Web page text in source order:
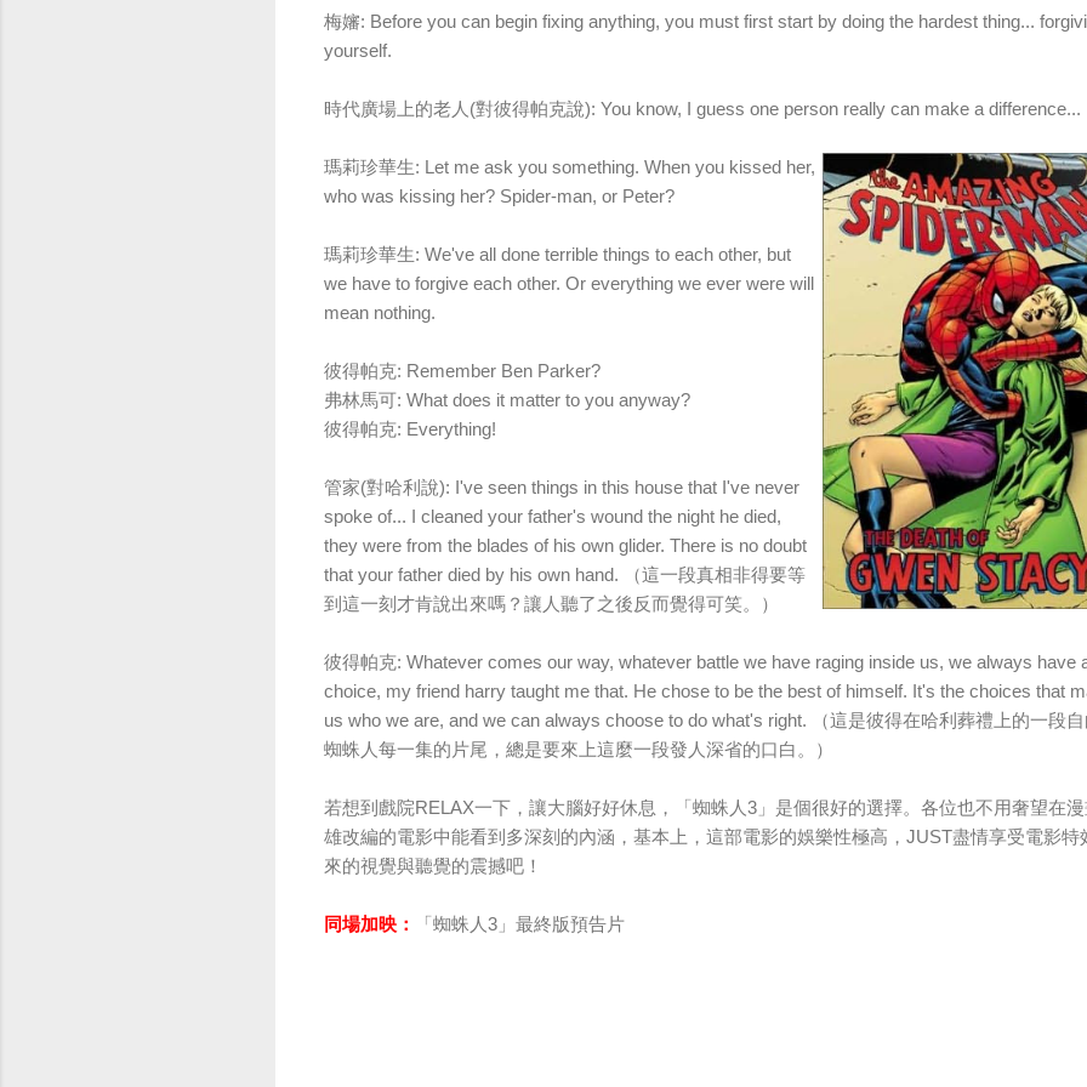
梅嬸: Before you can begin fixing anything, you must first start by doing the hardest thing...
yourself.
時代廣場上的老人(對彼得帕克說): You know, I guess one person really can make a difference...
瑪莉珍華生: Let me ask you something. When you kissed her,
who was kissing her? Spider-man, or Peter?
瑪莉珍華生: We've all done terrible things to each other, but
we have to forgive each other. Or everything we ever were will
mean nothing.
彼得帕克: Remember Ben Parker?
弗林馬可: What does it matter to you anyway?
彼得帕克: Everything!
管家(對哈利說): I've seen things in this house that I've never
spoke of... I cleaned your father's wound the night he died,
they were from the blades of his own glider. There is no doubt
that your father died by his own hand. （這一段真相非得要等
到這一刻才肯說出來嗎？讓人聽了之後反而覺得可笑。）
彼得帕克: Whatever comes our way, whatever battle we have raging inside us, we always have
choice, my friend harry taught me that. He chose to be the best of himself. It's the choices that
us who we are, and we can always choose to do what's right. （這是彼得在哈利葬禮上的一段
蜘蛛人每一集的片尾，總是要來上這麼一段發人深省的口白。）
若想到戲院RELAX一下，讓大腦好好休息，「蜘蛛人3」是個很好的選擇。各位也不用奢望在
雄改編的電影中能看到多深刻的內涵，基本上，這部電影的娛樂性極高，JUST盡情享受電影特
來的視覺與聽覺的震撼吧！
同場加映： 「蜘蛛人3」最終版預告片